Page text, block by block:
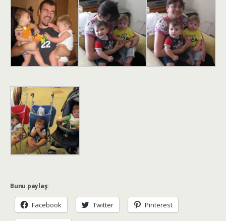
Bunu paylaş:
Facebook Twitter Pinterest